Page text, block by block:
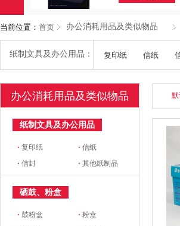
当前位置： 首页 办公消耗用品及类似物品
纸制文具及办公用品： 复印纸 信纸
办公消耗用品及类似物品
纸制文具及办公用品
·复印纸 ·信纸
·信封 ·其他纸制品
硒鼓、粉盒
·鼓粉盒 ·粉盒
默